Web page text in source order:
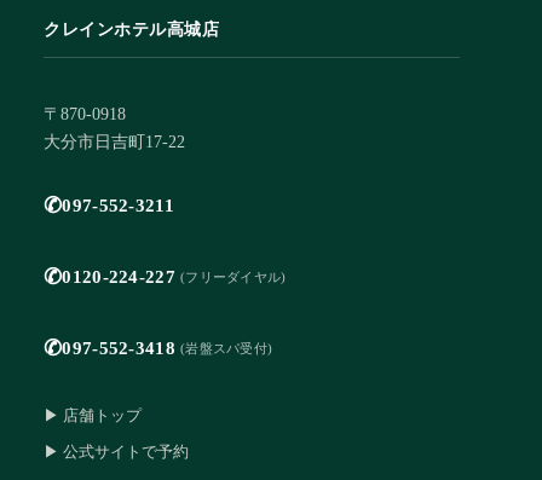
クレインホテル高城店
〒870-0918
大分市日吉町17-22
✆097-552-3211
✆0120-224-227 (フリーダイヤル)
✆097-552-3418 (岩盤スパ受付)
▶ 店舗トップ
▶ 公式サイトで予約